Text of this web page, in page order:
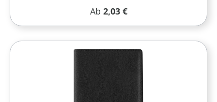
Regulärer Preis:
Ab 2,03 €